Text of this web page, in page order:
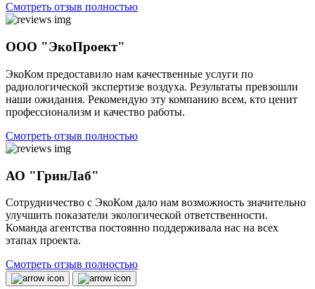
Смотреть отзыв полностью
ООО "ЭкоПроект"
ЭкоКом предоставило нам качественные услуги по
радиологической экспертизе воздуха. Результаты превзошли
наши ожидания. Рекомендую эту компанию всем, кто ценит
профессионализм и качество работы.
Смотреть отзыв полностью
АО "ГринЛаб"
Сотрудничество с ЭкоКом дало нам возможность значительно
улучшить показатели экологической ответственности.
Команда агентства постоянно поддерживала нас на всех
этапах проекта.
Смотреть отзыв полностью